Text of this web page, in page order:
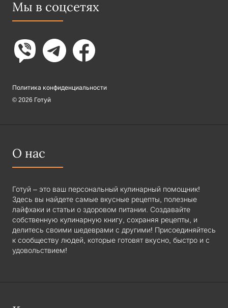
Мы в соцсетях
Политика конфиденциальности
© 2026 Готуй
О нас
Готуй – это ваш персональный кулинарный помощник!
Здесь вы найдете самые вкусные рецепты, полезные
лайфхаки и статьи о здоровом питании. Создавайте
собственную кулинарную книгу, сохраняя рецепты, и
делитесь своими шедеврами с другими! Присоединяйтесь
к сообществу людей, которые готовят вкусно, быстро и с
удовольствием!